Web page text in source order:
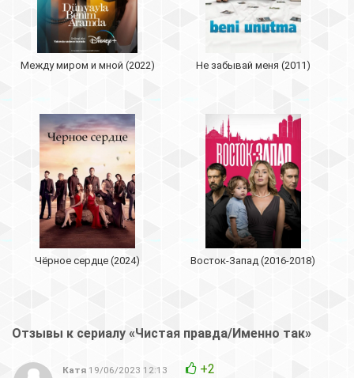
Между миром и мной (2022) Не забывай меня (2011)
Чёрное сердце (2024) Восток-Запад (2016-2018)
Отзывы к сериалу «Чистая правда/Именно так»
Катя 19/06/2023 12:13 +2